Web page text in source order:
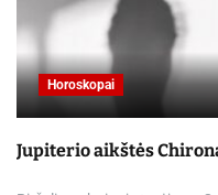
Horoskopai
Jupiterio aikštės